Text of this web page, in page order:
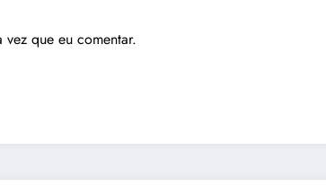
que eu comentar.